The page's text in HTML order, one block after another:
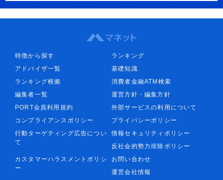
特徴から探す
ランキング
アドバイザ一覧
基礎知識
ランキング根拠
消費者金融ATM検索
編集者一覧
運営方針・編集方針
PORT会員利用規約
外部サービスの利用について
コンプライアンスポリシー
プライバシーポリシー
行動ターゲティング広告につい
て
情報セキュリティポリシー
反社会的勢力排除ポリシー
カスタマーハラスメントポリシ
ー
お問い合わせ
運営会社情報